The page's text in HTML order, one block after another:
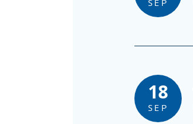
18
SEP